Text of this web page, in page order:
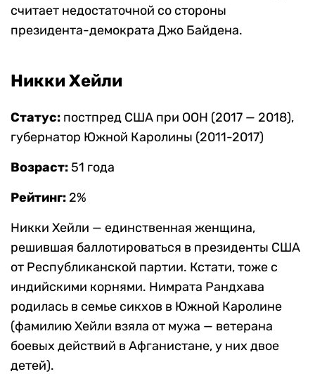
считает недостаточной со стороны
президента-демократа Джо Байдена.
Никки Хейли
Статус: постпред США при ООН (2017 — 2018),
губернатор Южной Каролины (2011-2017)
Возраст: 51 года
Рейтинг:2%
Никки Хейли — единственная женщина,
решившая баллотироваться в президенты США
от Республиканской партии. Кстати, тоже с
индийскими корнями. Нимрата Рандхава
родилась в семье сикхов в Южной Каролине
(фамилию Хейли взяла от мужа — ветерана
боевых действий в Афганистане, у них двое
детей).